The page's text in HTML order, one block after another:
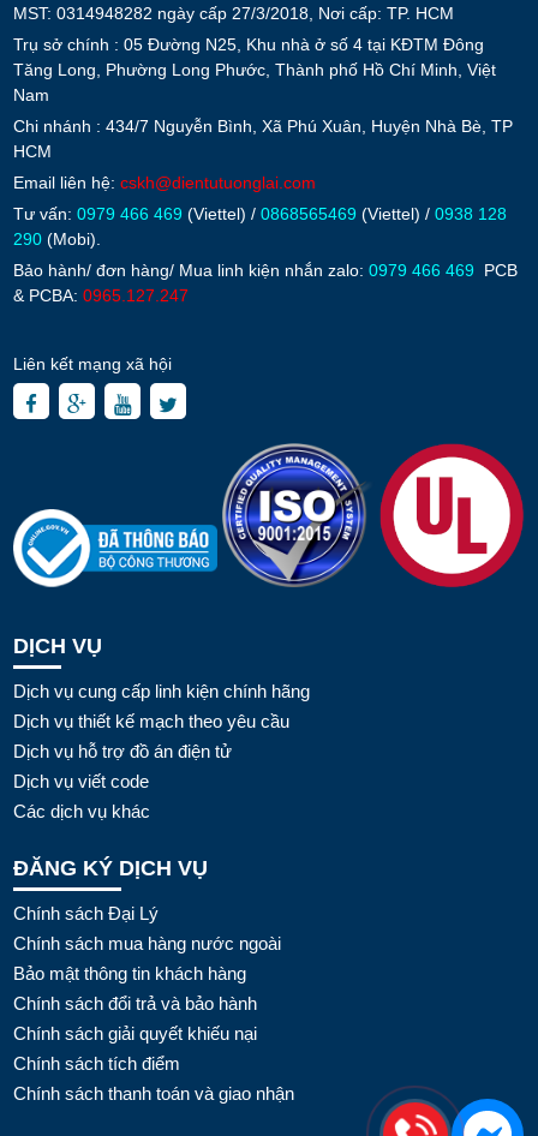
MST: 0314948282 ngày cấp 27/3/2018, Nơi cấp: TP. HCM
Trụ sở chính : 05 Đường N25, Khu nhà ở số 4 tại KĐTM Đông
Tăng Long, Phường Long Phước, Thành phố Hồ Chí Minh, Việt
Nam
Chi nhánh : 434/7 Nguyễn Bình, Xã Phú Xuân, Huyện Nhà Bè, TP
HCM
Email liên hệ: cskh@dientutuonglai.com
Tư vấn: 0979 466 469 (Viettel) / 0868565469 (Viettel) / 0938 128
290 (Mobi).
Bảo hành/ đơn hàng/ Mua linh kiện nhắn zalo: 0979 466 469
PCB
& PCBA: 0965.127.247
Liên kết mạng xã hội
DỊCH VỤ
Dịch vụ cung cấp linh kiện chính hãng
Dịch vụ thiết kế mạch theo yêu cầu
Dịch vụ hỗ trợ đồ án điện tử
Dịch vụ viết code
Các dịch vụ khác
ĐĂNG KÝ DỊCH VỤ
Chính sách Đại Lý
Chính sách mua hàng nước ngoài
Bảo mật thông tin khách hàng
Chính sách đổi trả và bảo hành
Chính sách giải quyết khiếu nại
Chính sách tích điểm
Chính sách thanh toán và giao nhận